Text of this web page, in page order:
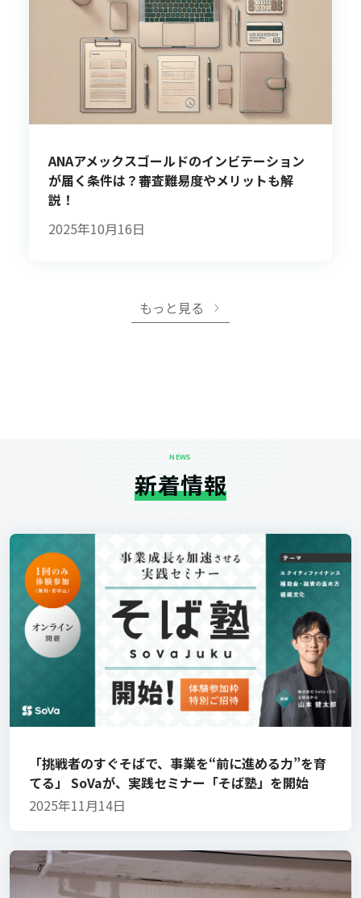
ANAアメックスゴールドのインビテーション
が届く条件は？審査難易度やメリットも解
説！
2025年10月16日
もっと見る
NEWS
新着情報
「挑戦者のすぐそばで、事業を“前に進める力”を育
てる」 SoVaが、実践セミナー「そば塾」を開始
2025年11月14日